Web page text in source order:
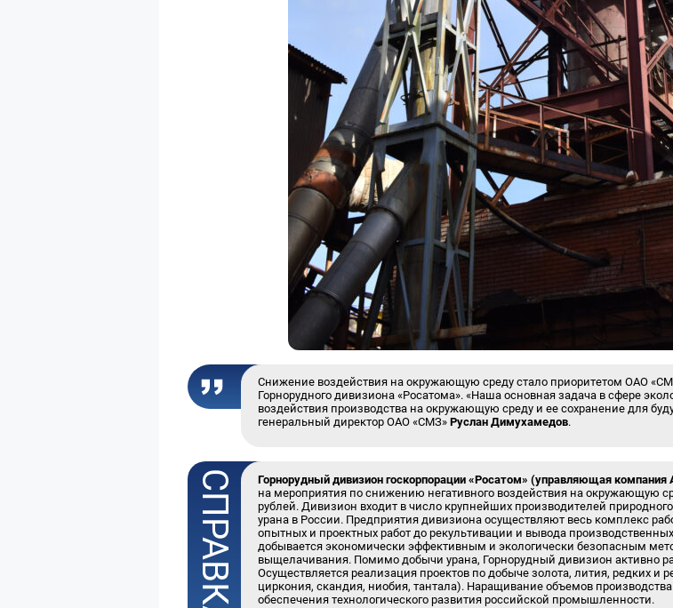
Снижение воздействия на окружающую среду стало приоритетом ОАО
Горнорудного дивизиона «Росатома». «Наша основная задача в сфере
воздействия производства на окружающую среду и ее сохранение для
генеральный директор ОАО «СМЗ»Руслан Димухамедов.
Горнорудный дивизион госкорпорации «Росатом» (управляющая
на мероприятия по снижению негативного воздействия на окружающую
рублей. Дивизион входит в число крупнейших производителей
урана в России. Предприятия дивизиона осуществляют весь комплекс
опытных и проектных работ до рекультивации и вывода
добывается экономически эффективным и экологически безопасным
выщелачивания. Помимо добычи урана, Горнорудный дивизион активно
Осуществляется реализация проектов по добыче золота, лития, редких
циркония, скандия, ниобия, тантала). Наращивание объемов
обеспечения технологического развития российской промышленности.